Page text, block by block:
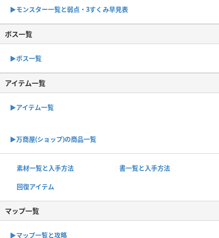
▶︎モンスター一覧と弱点・3すくみ早見表
ボス一覧
▶︎ボス一覧
アイテム一覧
▶アイテム一覧
▶︎万商屋(ショップ)の商品一覧
素材一覧と入手方法 書一覧と入手方法
回復アイテム
マップ一覧
▶︎マップ一覧と攻略